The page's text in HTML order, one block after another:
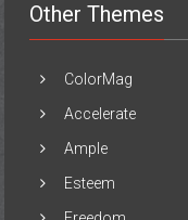
Other Themes
ColorMag
Accelerate
Ample
Esteem